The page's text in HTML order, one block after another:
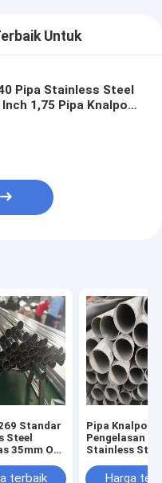
Untuk
Pipa Stainless Steel
Inch 1,75 Pipa Knalpot
Standar
Steel
35mm OD
terbaik
Pipa Knalpot
Pengelasan
Stainless
A312 Tp321
Harga